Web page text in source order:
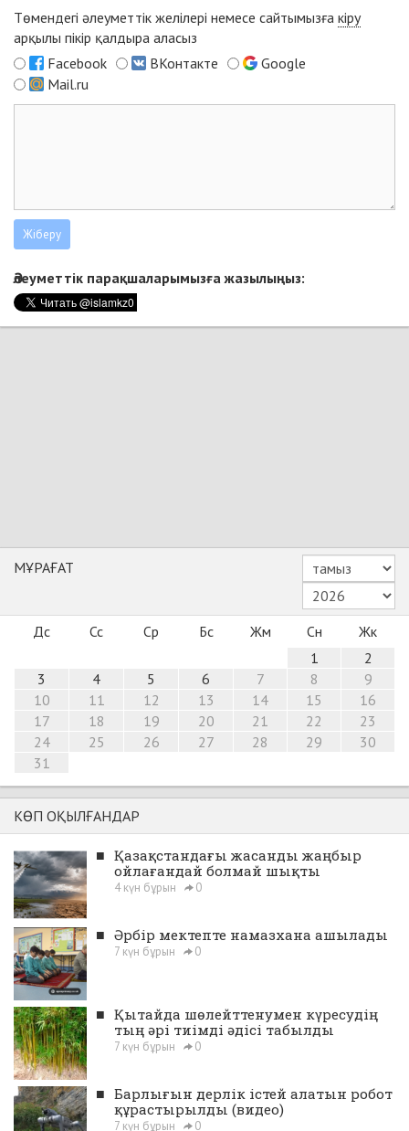
Төмендегі әлеуметтік желілері немесе сайтымызға кіру
арқылы пікір қалдыра аласыз
Facebook
ВКонтакте
Google
Mail.ru
Әлеуметтік парақшаларымызға жазылыңыз:
МҰРАҒАТ
Дс Сс Ср Бс Жм Сн
Жк
1
2
3
4 5 6 7 8
9
10
11 12 13 14 15
16
17
18 19 20 21 22
23
24
25 26 27 28 29
30
31
КӨП ОҚЫЛҒАНДАР
■ Қазақстандағы жасанды жаңбыр
ойлағандай болмай шықты
4 күн бұрын 0
■ Әрбір мектепте намазхана ашылады
7 күн бұрын 0
■ Қытайда шөлейттенумен күресудің
тың әрі тиімді әдісі табылды
7 күн бұрын 0
■ Барлығын дерлік істей алатын робот
құрастырылды (видео)
7 күн бұрын 0